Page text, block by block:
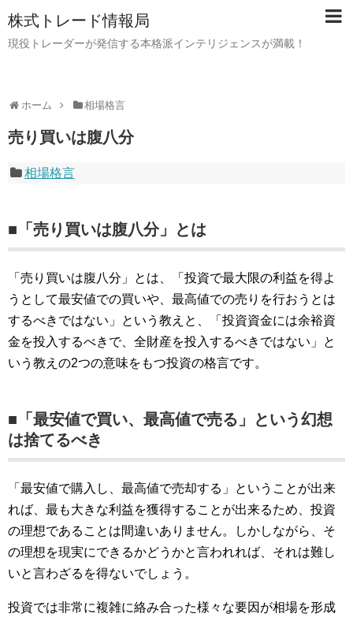
株式トレード情報局
現役トレーダーが発信する本格派インテリジェンスが満載！
ホーム 相場格言
売り買いは腹八分
相場格言
■「売り買いは腹八分」とは
「売り買いは腹八分」とは、「投資で最大限の利益を得よ
うとして最安値での買いや、最高値での売りを行おうとは
するべきではない」という教えと、「投資資金には余裕資
金を投入するべきで、全財産を投入するべきではない」と
いう教えの2つの意味をもつ投資の格言です。
■「最安値で買い、最高値で売る」という幻想
は捨てるべき
「最安値で購入し、最高値で売却する」ということが出来
れば、最も大きな利益を獲得することが出来るため、投資
の理想であることは間違いありません。しかしながら、そ
の理想を現実にできるかどうかと言われれば、それは難し
いと言わざるを得ないでしょう。
投資では非常に複雑に絡み合った様々な要因が相場を形成